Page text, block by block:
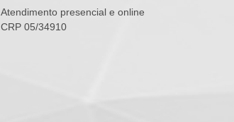
Atendimento presencial e online
CRP 05/34910